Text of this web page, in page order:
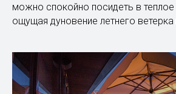
можно спокойно посидеть в теплое
ощущая дуновение летнего